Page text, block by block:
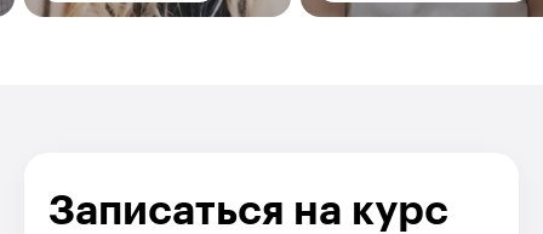
Записаться на курс